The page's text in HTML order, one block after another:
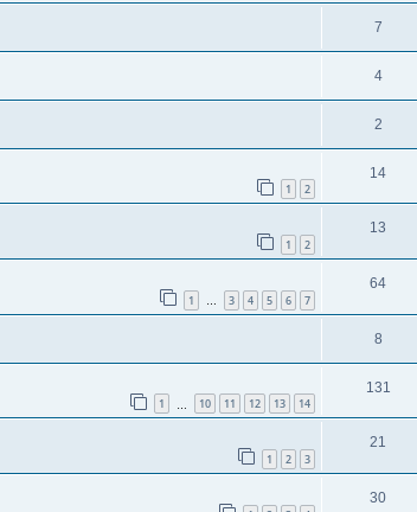
7
4
2
1 2
14
1 2
13
1 … 3 4 5 6 7
64
8
1 10 11 12 13 14
131
1 2 3
21
30